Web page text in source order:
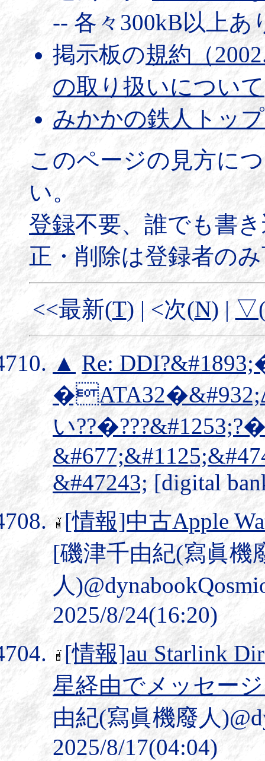
-- 各々300kB以上あ
掲示板の規約（
の取り扱いについて
みかかの鉄人トッ
このページの見方に
い。
登録不要、誰でも書
正・削除は登録者の
<<最新(T) | <次(N) |
▲ Re:
い
&#47243; [digital
[情報]中古Apple
[磯津千由紀(寫眞機
人
2025/8/24(16:20)
[情報]au Starlink
星経由でメッセー
由紀(寫眞機廢人
2025/8/17(04:04)